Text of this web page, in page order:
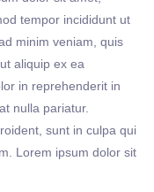
tempor incididunt ut
minim veniam, quis
aliquip ex ea
in reprehenderit in
nulla pariatur.
sunt in culpa qui
Lorem ipsum dolor sit